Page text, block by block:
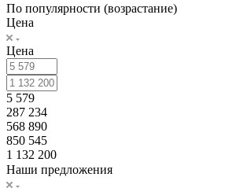
По популярности (возрастание)
Цена
Цена
5 579
287 234
568 890
850 545
1 132 200
Наши предложения